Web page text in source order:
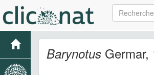
Barynotus Germar,